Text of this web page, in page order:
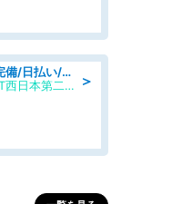
＞
自動車製品の加工・運搬/寮完備/日払い/工場・製造
UTエージェント株式会社AGT西日本第二CU